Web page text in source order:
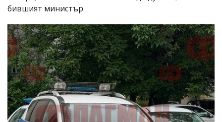
бившият министър